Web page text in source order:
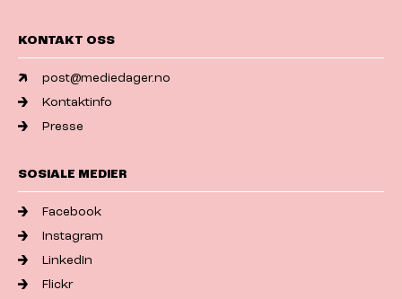
KONTAKT OSS
post@mediedager.no
Kontaktinfo
Presse
SOSIALE MEDIER
Facebook
Instagram
LinkedIn
Flickr